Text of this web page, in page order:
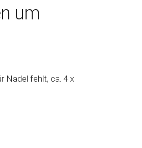
um
Nadel fehlt, ca. 4 x